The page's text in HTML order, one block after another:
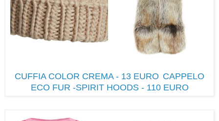
CUFFIA COLOR CREMA - 13 EURO CAPPELO
ECO FUR -SPIRIT HOODS - 110 EURO